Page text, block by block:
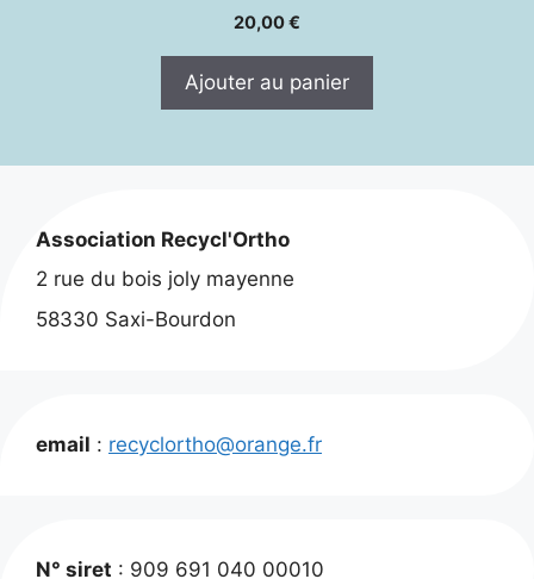
20,00€
Ajouter au panier
Association Recycl'Ortho
2 rue du bois joly mayenne
58330 Saxi-Bourdon
email : recyclortho@orange.fr
N° siret : 909 691 040 00010